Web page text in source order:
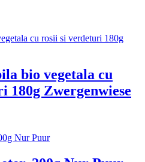
bio vegetala cu
180g Zwergenwiese